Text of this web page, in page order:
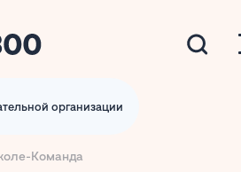
организации
-Команда